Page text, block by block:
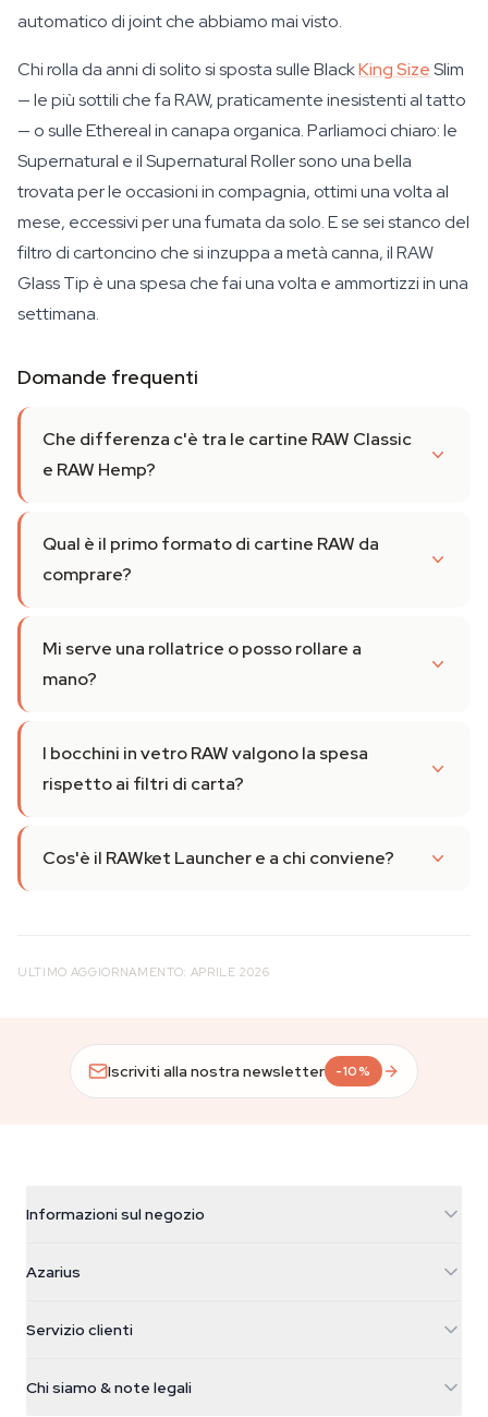
automatico di joint che abbiamo mai visto.
Chi rolla da anni di solito si sposta sulle BlackKing SizeSlim
— le più sottili che fa RAW, praticamente inesistenti al tatto
— o sulle Ethereal in canapa organica. Parliamoci chiaro: le
Supernatural e il Supernatural Roller sono una bella
trovata per le occasioni in compagnia, ottimi una volta al
mese, eccessivi per una fumata da solo. E se sei stanco del
filtro di cartoncino che si inzuppa a metà canna, il RAW
Glass Tip è una spesa che fai una volta e ammortizzi in una
settimana.
Domande frequenti
Che differenza c'è tra le cartine RAW Classic
e RAW Hemp?
Qual è il primo formato di cartine RAW da
comprare?
Mi serve una rollatrice o posso rollare a
mano?
I bocchini in vetro RAW valgono la spesa
rispetto ai filtri di carta?
Cos'è il RAWket Launcher e a chi conviene?
ULTIMO AGGIORNAMENTO: APRILE 2026
Iscriviti alla nostra newsletter -10%
Informazioni sul negozio
Galvaniweg 11
Nederland
+31(0)204897914
Azarius
Smokeshop
Servizio clienti
Chi siamo & note legali